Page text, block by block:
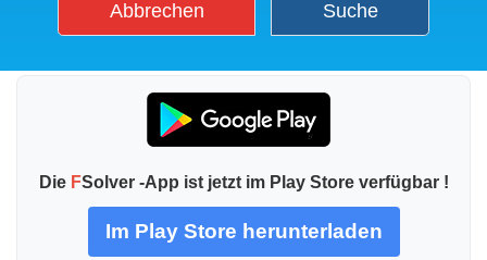
Abbrechen Suche
Die FSolver -App ist jetzt im Play Store verfügbar !
Im Play Store herunterladen